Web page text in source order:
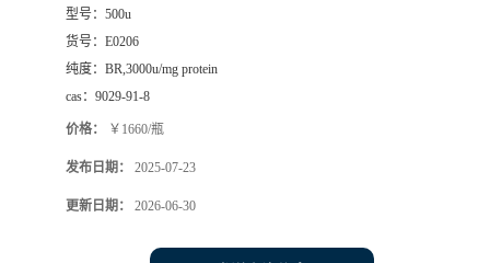
型号： 500u
货号： E0206
纯度： BR,3000u/mg protein
cas： 9029-91-8
价格： ￥1660/瓶
发布日期： 2025-07-23
更新日期： 2026-06-30